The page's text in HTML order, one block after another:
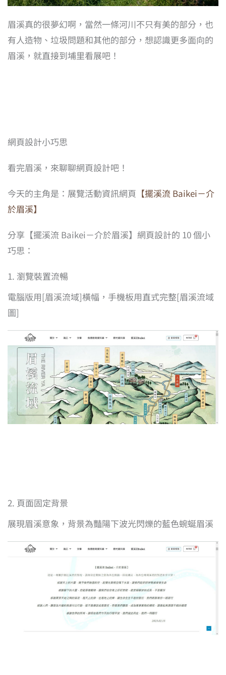
眉溪真的很夢幻啊，當然一條河川不只有美的部分，也
有人造物、垃圾問題和其他的部分，想認識更多面向的
眉溪，就直接到埔里看展吧！
網頁設計小巧思
看完眉溪，來聊聊網頁設計吧！
今天的主角是：展覽活動資訊網頁 【擺溪流 Baikei－介
於眉溪】
分享【擺溪流 Baikei－介於眉溪】網頁設計的 10 個小
巧思：
1. 瀏覽裝置流暢
電腦版用[眉溪流域]橫幅，手機板用直式完整[眉溪流域
圖]
2. 頁面固定背景
展現眉溪意象，背景為豔陽下波光閃爍的藍色蜿蜒眉溪